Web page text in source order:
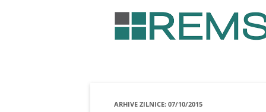
ARHIVE ZILNICE: 07/10/2015